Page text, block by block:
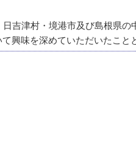
吉津村・境港市及び島根県の
興味を深めていただいたこと